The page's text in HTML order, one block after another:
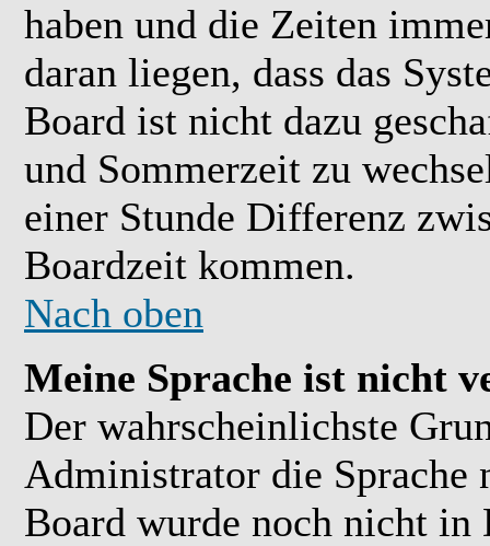
haben und die Zeiten
daran liegen, dass das
Board ist nicht dazu
und Sommerzeit zu
einer Stunde Differenz
Boardzeit kommen.
Nach oben
Meine Sprache ist nicht
Der wahrscheinlichste
Administrator die Sprache
Board wurde noch nicht in